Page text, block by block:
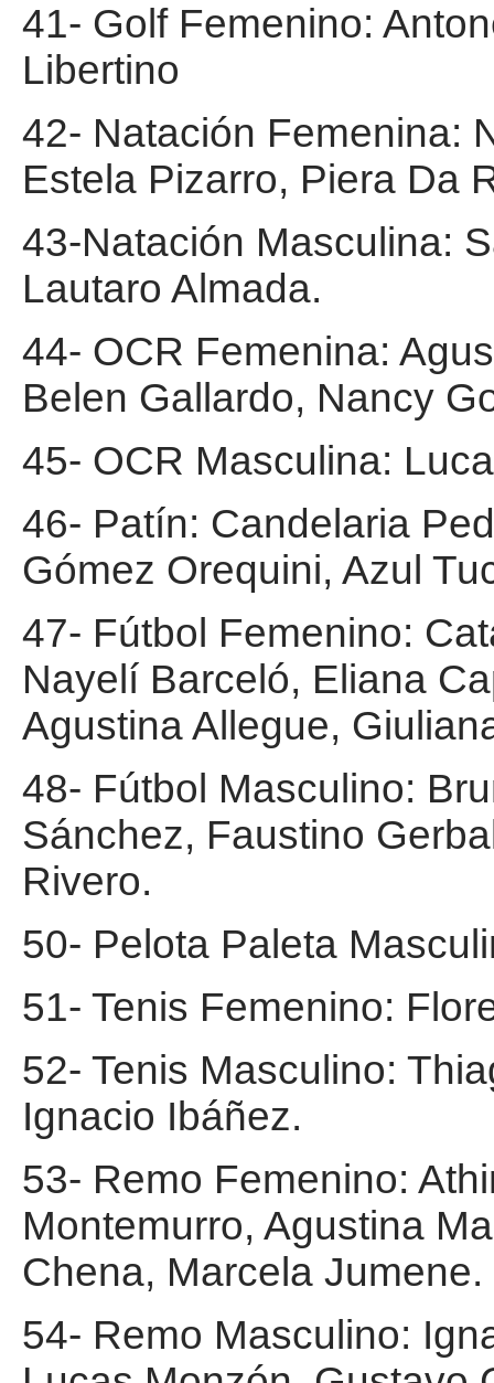
41- Golf Femenino:
Libertino
42- Natación Femenina:
Estela Pizarro, Piera Da
43-Natación Masculina:
Lautaro Almada.
44- OCR Femenina:
Belen Gallardo, Nancy
45- OCR Masculina:
46- Patín: Candelaria
Gómez Orequini, Azul
47- Fútbol Femenino:
Nayelí Barceló, Eliana
Agustina Allegue,
48- Fútbol Masculino:
Sánchez, Faustino
Rivero.
50- Pelota Paleta
51- Tenis Femenino:
52- Tenis Masculino:
Ignacio Ibáñez.
53- Remo Femenino:
Montemurro, Agustina
Chena, Marcela Jumene.
54- Remo Masculino: